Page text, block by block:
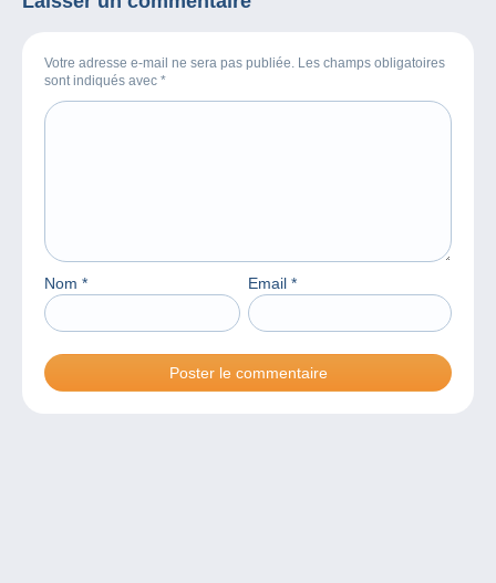
Votre adresse e-mail ne sera pas publiée. Les champs obligatoires
sont indiqués avec *
Nom * Email *